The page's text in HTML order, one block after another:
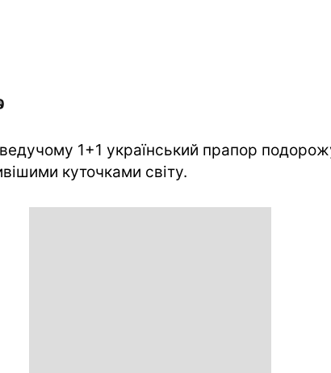
1+1 український прапор
куточками світу.